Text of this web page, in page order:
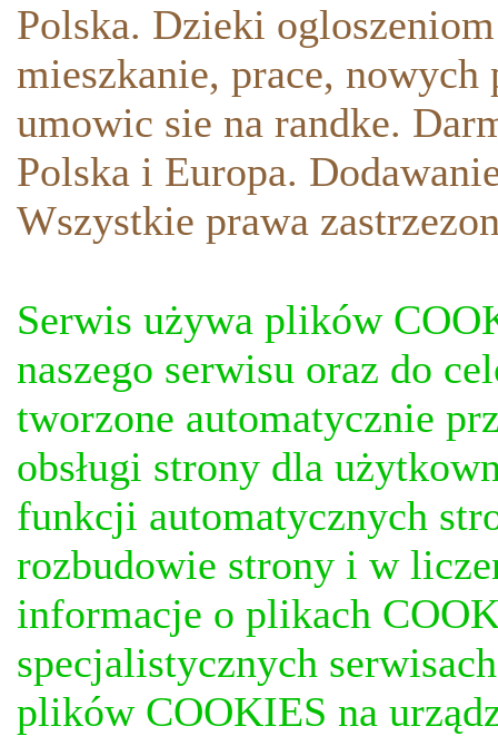
Polska. Dzieki
mieszkanie, prace,
umowic sie na randke.
Polska i Europa.
Wszystkie prawa
Serwis używa plików
naszego serwisu oraz do
tworzone automatycznie
obsługi strony dla
funkcji automatycznych
rozbudowie strony i w
informacje o plikach
specjalistycznych
plików COOKIES na